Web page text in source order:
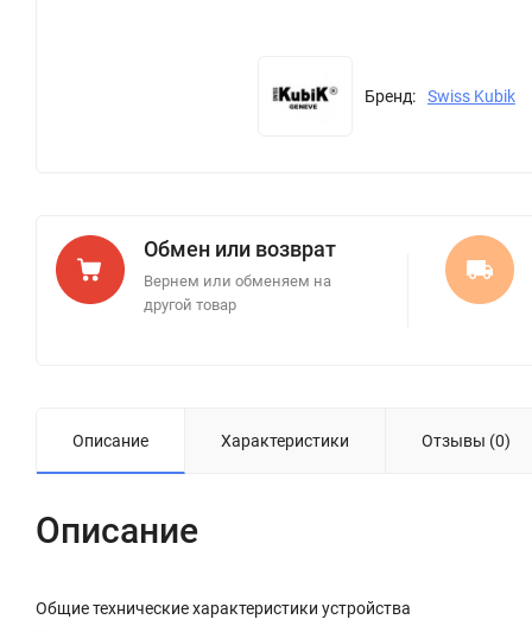
Бренд: Swiss Kubik
Обмен или возврат
Вернем или обменяем на
другой товар
Описание Характеристики Отзывы (0)
Описание
Общие технические характеристики устройства